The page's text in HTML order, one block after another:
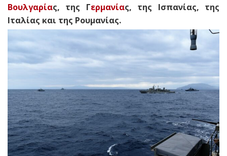
Βουλγαρίας, της Γερμανίας, της Ισπανίας, της
Ιταλίας και της Ρουμανίας.